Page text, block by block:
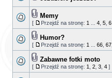
Memy
[ Przejdź na stronę: 1 4 5 6
Humor?
[ Przejdź na stronę: 1 66 67
Zabawne fotki moto
[ Przejdź na stronę: 1 2 3 4 ]